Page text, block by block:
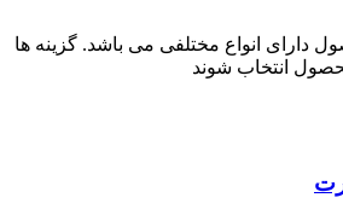
دارای انواع مختلفی می باشد. گزینه ها
انتخاب شوند